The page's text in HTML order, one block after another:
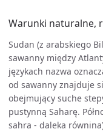
Warunki naturalne,
Sudan (z arabskiego
sawanny między
językach nazwa
od sawanny znajduje
obejmujący suche
pustynną Saharę.
sahra - daleka